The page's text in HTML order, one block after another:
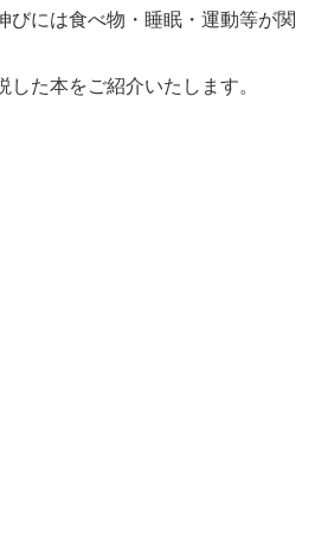
びには食べ物・睡眠・運動等が関
た本をご紹介いたします。